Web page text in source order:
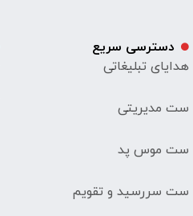
دسترسی سریع
هدایای تبلیغاتی
ست مدیریتی
ست موس پد
ست سررسید و تقویم